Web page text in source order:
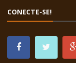
CONECTE-SE!